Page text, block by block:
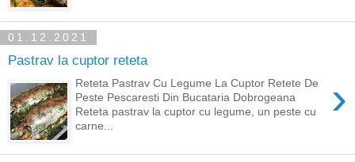
01.12.2021
Pastrav la cuptor reteta
›
Reteta Pastrav Cu Legume La Cuptor Retete De
Peste Pescaresti Din Bucataria Dobrogeana
Reteta pastrav la cuptor cu legume, un peste cu
carne...